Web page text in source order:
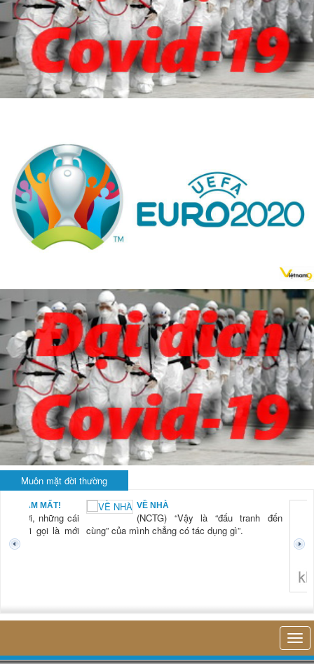
Muôn mặt đời thường
NAM MẤT!
“Xời, những cái
mới gọi là mới
VỀ NHÀ
(NCTG) “Vậy là “đấu tranh đến
cùng” của mình chẳng có tác dụng gì”.